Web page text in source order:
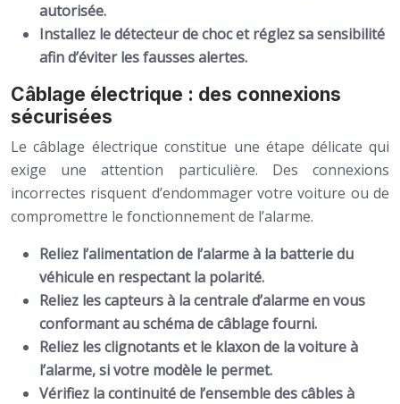
autorisée.
Installez le détecteur de choc et réglez sa sensibilité
afin d’éviter les fausses alertes.
Câblage électrique : des connexions
sécurisées
Le câblage électrique constitue une étape délicate qui
exige une attention particulière. Des connexions
incorrectes risquent d’endommager votre voiture ou de
compromettre le fonctionnement de l’alarme.
Reliez l’alimentation de l’alarme à la batterie du
véhicule en respectant la polarité.
Reliez les capteurs à la centrale d’alarme en vous
conformant au schéma de câblage fourni.
Reliez les clignotants et le klaxon de la voiture à
l’alarme, si votre modèle le permet.
Vérifiez la continuité de l’ensemble des câbles à